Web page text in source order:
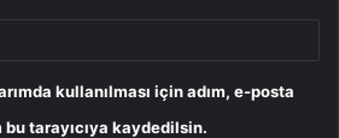
kullanılması için adım, e-posta
tarayıcıya kaydedilsin.